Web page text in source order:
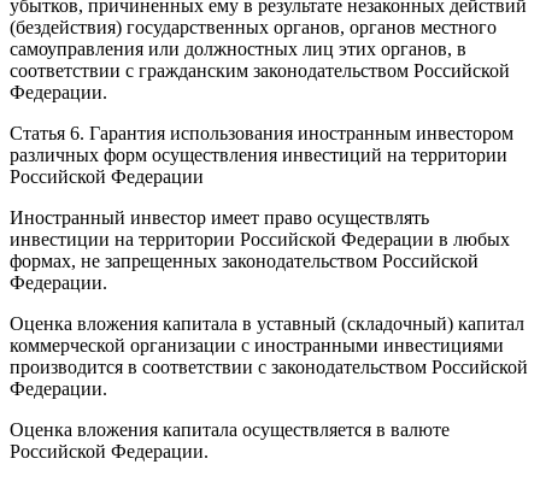
убытков, причиненных ему в результате незаконных действий
(бездействия) государственных органов, органов местного
самоуправления или должностных лиц этих органов, в
соответствии с гражданским законодательством Российской
Федерации.
Статья 6. Гарантия использования иностранным инвестором
различных форм осуществления инвестиций на территории
Российской Федерации
Иностранный инвестор имеет право осуществлять
инвестиции на территории Российской Федерации в любых
формах, не запрещенных законодательством Российской
Федерации.
Оценка вложения капитала в уставный (складочный) капитал
коммерческой организации с иностранными инвестициями
производится в соответствии с законодательством Российской
Федерации.
Оценка вложения капитала осуществляется в валюте
Российской Федерации.